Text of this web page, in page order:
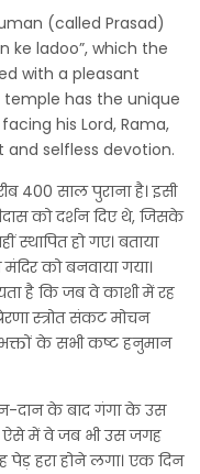
(called Prasad)
ke ladoo”, which the
with a pleasant
temple has the unique
his Lord, Rama,
selfless devotion.
400 साल पुराना है। इसी
को दर्शन दिए थे, जिसके
स्थापित हो गए। बताया
को बनवाया गया।
है कि जब वे काशी में रह
स्त्रोत संकट मोचन
के सभी कष्‍ट हनुमान
दान के बाद गंगा के उस
ऐसे में वे जब भी उस जगह
पेड़ हरा होने लगा। एक दिन